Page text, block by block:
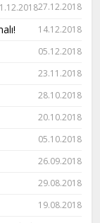
27.12.2018
14.12.2018
05.12.2018
23.11.2018
28.10.2018
20.10.2018
05.10.2018
26.09.2018
29.08.2018
19.08.2018